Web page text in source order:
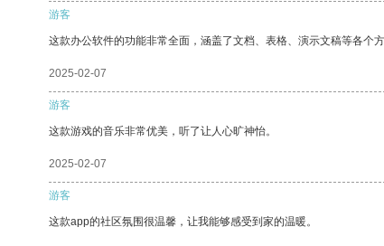
游客
这款办公软件的功能非常全面，涵盖了文档、表格、演示文稿等各个
2025-02-07
游客
这款游戏的音乐非常优美，听了让人心旷神怡。
2025-02-07
游客
这款app的社区氛围很温馨，让我能够感受到家的温暖。